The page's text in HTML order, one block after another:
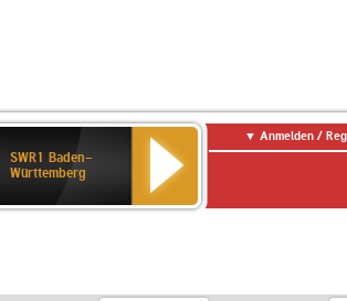
SWR1 Baden-
Württemberg
Anmelden /